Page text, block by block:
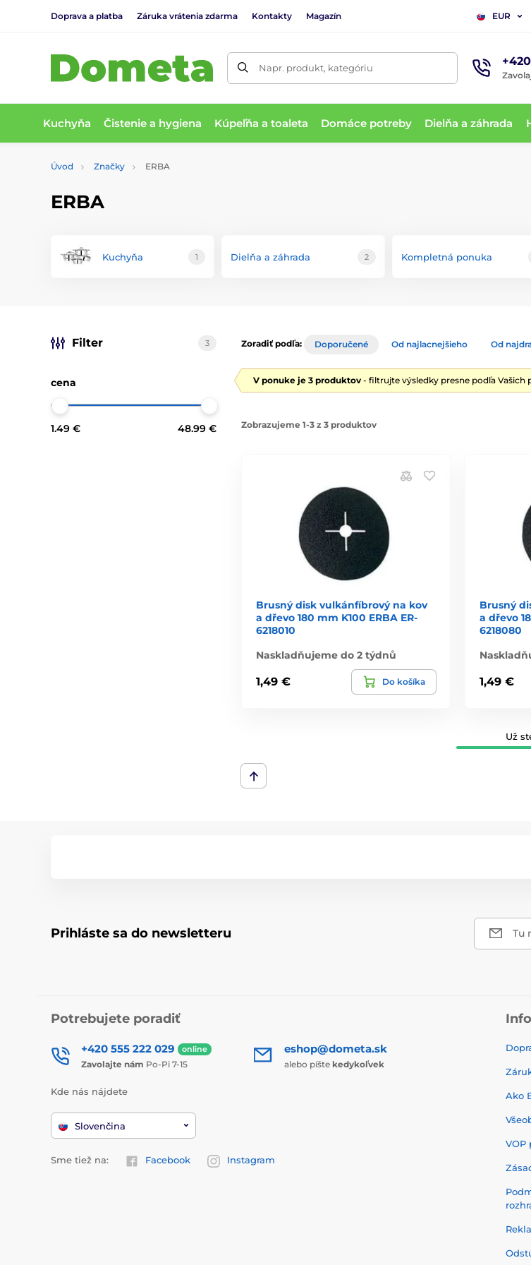
Doprava a platba Záruka vrátenia zdarma Kontakty Magazín EUR
Napr. produkt, kategóriu
Kuchyňa Čistenie a hygiena Kúpeľňa a toaleta Domáce potreby Dielňa a záhrada
Úvod Značky ERBA
ERBA
Kuchyňa 1 Dielňa a záhrada 2 Kompletná ponuka
Filter 3
cena
1.49 € 48.99 €
Zoradiť podľa: Doporučené Od najlacnejšieho Od
V ponuke je 3 produktov - filtrujte výsledky presne podľa Vašich
Zobrazujeme 1-3 z 3 produktov
Brusný disk vulkánfíbrový na kov
a dřevo 180 mm K100 ERBA ER-
6218010
Naskladňujeme do 2 týdnů
1,49 € Do košíka
Brusný
a dřevo
6218080
1,49 €
Už
Prihláste sa do newsletteru Tu
Potrebujete poradiť
+420 555 222 029 online
Zavolajte nám Po-Pi 7-15
eshop@dometa.sk
alebo píšte kedykoľvek
Kde nás nájdete
Slovenčina
Sme tiež na: Facebook Instagram
Ako
VOP